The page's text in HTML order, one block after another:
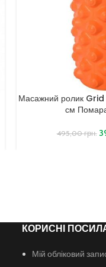
Масажний ролик
см
495,00грн.
КОРИСНІ
Мій обліковий